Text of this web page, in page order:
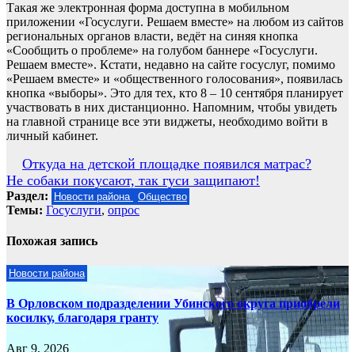
Такая же электронная форма доступна в мобильном
приложении «Госуслуги. Решаем вместе» на любом из сайтов
региональных органов власти, ведёт на синяя кнопка
«Сообщить о проблеме» на голубом баннере «Госуслуги.
Решаем вместе». Кстати, недавно на сайте госуслуг, помимо
«Решаем вместе» и «общественного голосования», появилась
кнопка «выборы». Это для тех, кто 8 – 10 сентября планирует
участвовать в них дистанционно. Напомним, чтобы увидеть
на главной странице все эти виджеты, необходимо войти в
личный кабинет.
Навигация
по
записям
Откуда на детской площадке появился матрас?
Не собаки покусают, так гуси защипают!
Раздел: Новости района Общество
Темы: Госуслуги, опрос
Похожая запись
Новости района
В Орловском подразделении Убинского округа приобрели
косилку, благодаря гранту
Авг 9, 2026